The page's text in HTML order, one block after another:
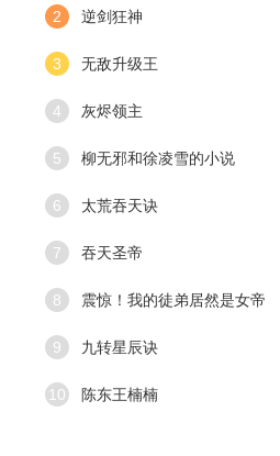
2 逆剑狂神
3 无敌升级王
4 灰烬领主
5 柳无邪和徐凌雪的小说
6 太荒吞天诀
7 吞天圣帝
8 震惊！我的徒弟居然是女帝
9 九转星辰诀
10 陈东王楠楠